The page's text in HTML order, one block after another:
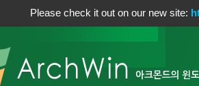
Please check it out on our new site: